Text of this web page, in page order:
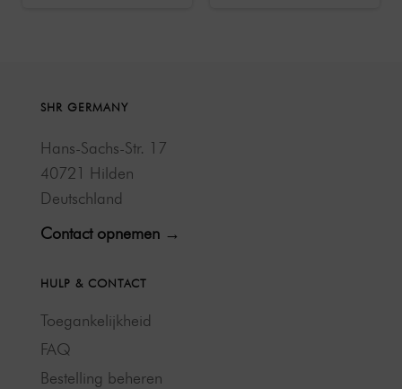
SHR GERMANY
Hans-Sachs-Str. 17
40721 Hilden
Deutschland
Contact opnemen →
HULP & CONTACT
Toegankelijkheid
FAQ
Bestelling beheren